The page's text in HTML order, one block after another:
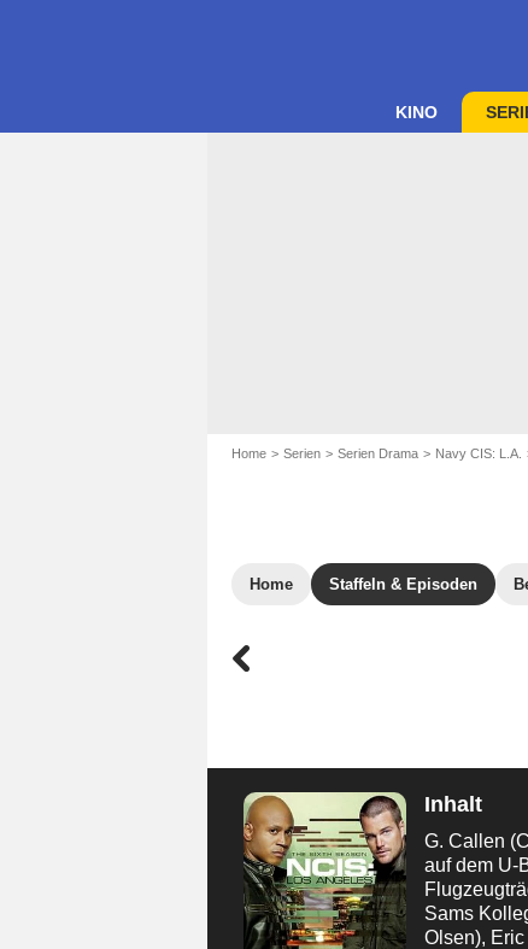
KINO
Home Serien Serien Drama Navy CIS: L.A.
Home Staffeln & Episoden
Inhalt
G. Callen
auf dem U-
Sams
Olsen),